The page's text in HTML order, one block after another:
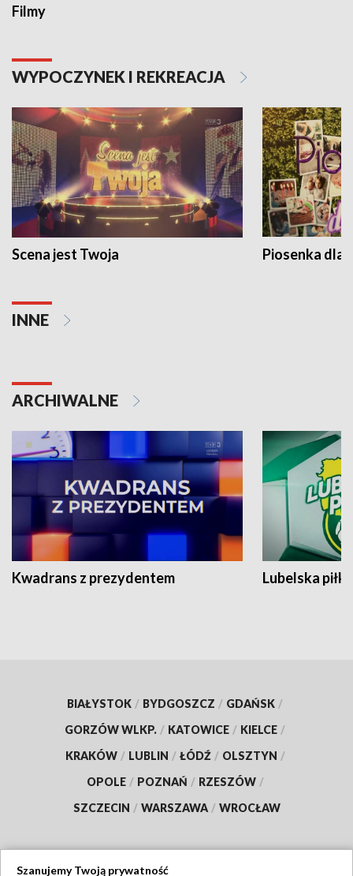
Filmy
WYPOCZYNEK I REKREACJA
Scena jest Twoja Piosenka dla
INNE
ARCHIWALNE
Kwadrans z prezydentem Lubelska piłka
BIAŁYSTOK / BYDGOSZCZ / GDAŃSK /
GORZÓW WLKP. / KATOWICE / KIELCE /
KRAKÓW / LUBLIN / ŁÓDŹ / OLSZTYN /
OPOLE / POZNAŃ / RZESZÓW /
SZCZECIN / WARSZAWA / WROCŁAW
Szanujemy Twoją prywatność